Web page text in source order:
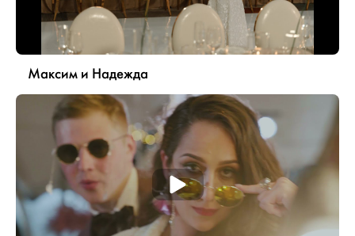
Максим и Надежда